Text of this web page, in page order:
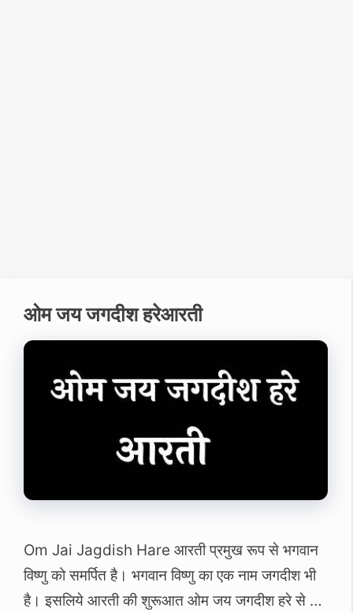
ओम जय जगदीश हरेआरती
Om Jai Jagdish Hare आरती प्रमुख रूप से भगवान
विष्‍णु को समर्पित है। भगवान विष्‍णु का एक नाम जगदीश भी
है। इसलिये आरती की शुरूआत ओम जय जगदीश हरे से …